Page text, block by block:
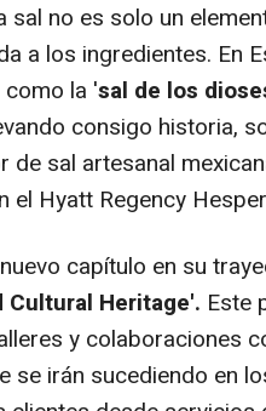
sal no es solo un
a los ingredientes. En
la 'sal de los
consigo historia,
de sal artesanal
el Hyatt Regency
capítulo en su
Cultural Heritage'. Este
y colaboraciones
se irán sucediendo en